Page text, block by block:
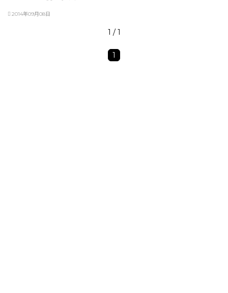
2014年09月08日
1 / 1
1